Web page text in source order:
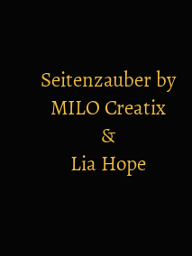
Seitenzauber by
MILO Creatix
&
Lia Hope